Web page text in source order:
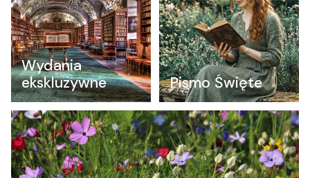
Wydania
ekskluzywne
Pismo Święte